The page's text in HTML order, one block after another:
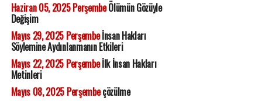
Haziran 05, 2025 PerşembeÖlümün Gözüyle
Değişim
Mayıs 29, 2025 Perşembeİnsan Hakları
Söylemine Aydınlanmanın Etkileri
Mayıs 22, 2025 Perşembeİlk İnsan Hakları
Metinleri
Mayıs 08, 2025 Perşembeçözülme